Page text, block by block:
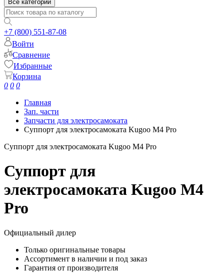
Все категории
+7 (800) 551-87-08
Войти
Сравнение
Избранные
Корзина
0 0 0
Главная
Зап. части
Запчасти для электросамоката
Суппорт для электросамоката Kugoo M4 Pro
Суппорт для электросамоката Kugoo M4 Pro
Суппорт для
электросамоката Kugoo M4
Pro
Официальный дилер
Только оригинальные товары
Ассортимент в наличии и под заказ
Гарантия от производителя